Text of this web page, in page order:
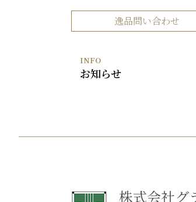
逸品問い合わせ
INFO
お知らせ
株式会社グ